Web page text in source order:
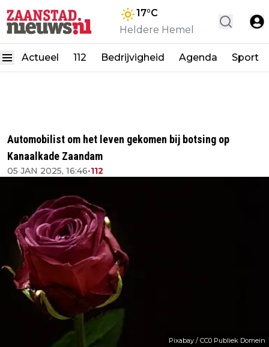
17°C
Heldere Hemel
Actueel 112 Bedrijvigheid Agenda Sport
Automobilist om het leven gekomen bij botsing op
Kanaalkade Zaandam
05 JAN 2025, 16:46•112
Pixabay / CC0 Publiek Domein